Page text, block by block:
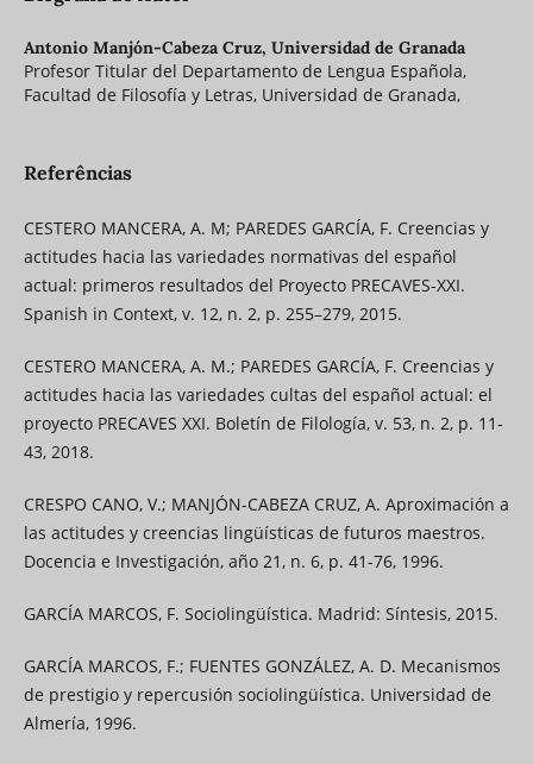
Antonio Manjón-Cabeza Cruz, Universidad de Granada
Profesor Titular del Departamento de Lengua Española,
Facultad de Filosofía y Letras, Universidad de Granada,
Referências
CESTERO MANCERA, A. M; PAREDES GARCÍA, F. Creencias y
actitudes hacia las variedades normativas del español
actual: primeros resultados del Proyecto PRECAVES-XXI.
Spanish in Context, v. 12, n. 2, p. 255–279, 2015.
CESTERO MANCERA, A. M.; PAREDES GARCÍA, F. Creencias y
actitudes hacia las variedades cultas del español actual: el
proyecto PRECAVES XXI. Boletín de Filología, v. 53, n. 2, p. 11-
43, 2018.
CRESPO CANO, V.; MANJÓN-CABEZA CRUZ, A. Aproximación a
las actitudes y creencias lingüísticas de futuros maestros.
Docencia e Investigación, año 21, n. 6, p. 41-76, 1996.
GARCÍA MARCOS, F. Sociolingüística. Madrid: Síntesis, 2015.
GARCÍA MARCOS, F.; FUENTES GONZÁLEZ, A. D. Mecanismos
de prestigio y repercusión sociolingüística. Universidad de
Almería, 1996.